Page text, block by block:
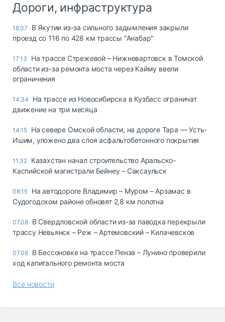
Дороги, инфраструктура
18:37
В Якутии из-за сильного задымления закрыли
проезд со 116 по 428 км трассы "Анабар"
17:13
На трассе Стрежевой – Нижневартовск в Томской
области из-за ремонта моста через Кайму ввели
ограничения
14:34
На трассе из Новосибирска в Кузбасс ограничат
движение на три месяца
14:15 На севере Омской области, на дороге Тара — Усть-
Ишим, уложено два слоя асфальтобетонного покрытия
11:32 Казахстан начал строительство Аральско-
Каспийской магистрали Бейнеу – Саксаульск
08:15 На автодороге Владимир – Муром – Арзамас в
Судогодском районе обновят 2,8 км полотна
07.08 В Свердловской области из-за паводка перекрыли
трассу Невьянск – Реж – Артемовский – Килачевское
07.08 В Бессоновке на трассе Пенза – Лунино проверили
ход капитального ремонта моста
Все новости